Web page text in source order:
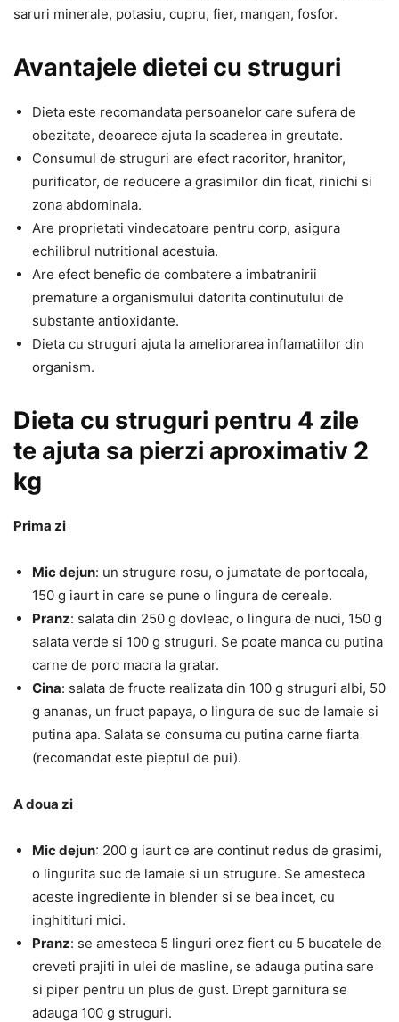
saruri minerale, potasiu, cupru, fier, mangan, fosfor.
Avantajele dietei cu struguri
Dieta este recomandata persoanelor care sufera de
obezitate, deoarece ajuta la scaderea in greutate.
Consumul de struguri are efect racoritor, hranitor,
purificator, de reducere a grasimilor din ficat, rinichi si
zona abdominala.
Are proprietati vindecatoare pentru corp, asigura
echilibrul nutritional acestuia.
Are efect benefic de combatere a imbatranirii
premature a organismului datorita continutului de
substante antioxidante.
Dieta cu struguri ajuta la ameliorarea inflamatiilor din
organism.
Dieta cu struguri pentru 4 zile
te ajuta sa pierzi aproximativ 2
kg
Prima zi
Mic dejun: un strugure rosu, o jumatate de portocala,
150 g iaurt in care se pune o lingura de cereale.
Pranz: salata din 250 g dovleac, o lingura de nuci, 150 g
salata verde si 100 g struguri. Se poate manca cu putina
carne de porc macra la gratar.
Cina: salata de fructe realizata din 100 g struguri albi, 50
g ananas, un fruct papaya, o lingura de suc de lamaie si
putina apa. Salata se consuma cu putina carne fiarta
(recomandat este pieptul de pui).
A doua zi
Mic dejun: 200 g iaurt ce are continut redus de grasimi,
o lingurita suc de lamaie si un strugure. Se amesteca
aceste ingrediente in blender si se bea incet, cu
inghitituri mici.
Pranz: se amesteca 5 linguri orez fiert cu 5 bucatele de
creveti prajiti in ulei de masline, se adauga putina sare
si piper pentru un plus de gust. Drept garnitura se
adauga 100 g struguri.